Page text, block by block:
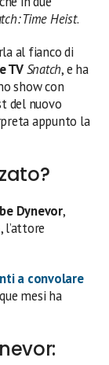
Time Heist.
al fianco di
TVSnatch, e ha
show con
del nuovo
appunto la
Dynevor,
, l’attore
a convolare
mesi ha